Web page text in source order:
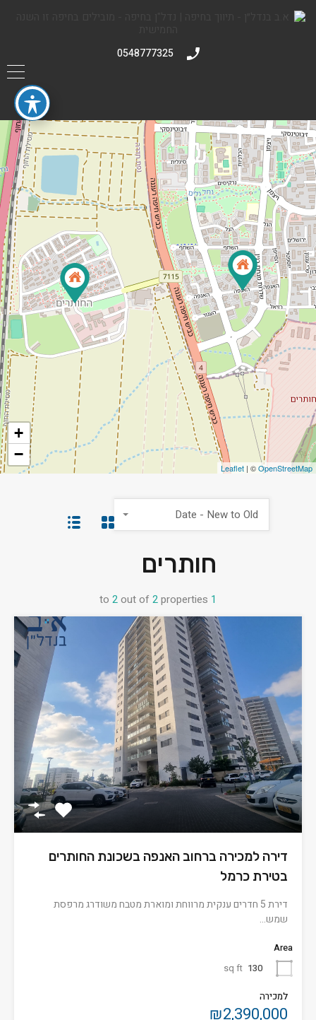
0548777325
+
−
Leaflet | ©OpenStreetMap
חותרים
1
to 2out of 2properties
Date - New to Old
דירה למכירה ברחוב האנפה בשכונת החותרים
בטירת כרמל
דירת 5 חדרים ענקית מרווחת ומוארת מטבח משודרג מרפסת
שמש…
Area
130
sq ft
למכירה
₪2,390,000